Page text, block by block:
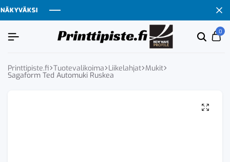
Etsi
0
Printtipiste.fi Tuotevalikoima Liikelahjat Mukit
Sagaform Ted Automuki Ruskea